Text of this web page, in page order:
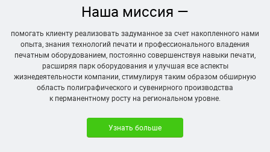
Наша миссия —
помогать клиенту реализовать задуманное за счет накопленного нами
опыта, знания технологий печати и профессионального владения
печатным оборудованием, постоянно совершенствуя навыки печати,
расширяя парк оборудования и улучшая все аспекты
жизнедеятельности компании, стимулируя таким образом обширную
область полиграфического и сувенирного производства
к перманентному росту на региональном уровне.
Узнать больше